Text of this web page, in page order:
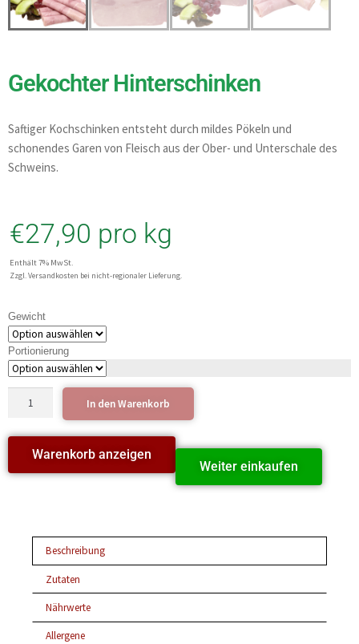
Gekochter Hinterschinken
Saftiger Kochschinken entsteht durch mildes Pökeln und
schonendes Garen von Fleisch aus der Ober- und Unterschale des
Schweins.
€27,90 pro kg
Enthält 7% MwSt.
Zzgl. Versandkosten bei nicht-regionaler Lieferung.
Gewicht
Portionierung
In den Warenkorb
Warenkorb anzeigen
Weiter einkaufen
Beschreibung
Zutaten
Nährwerte
Allergene